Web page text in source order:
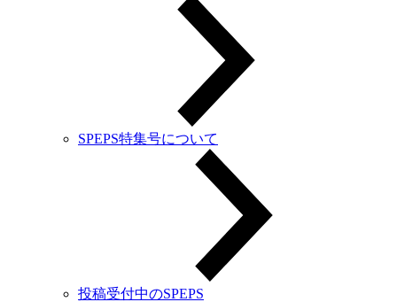
SPEPS特集号について
投稿受付中のSPEPS